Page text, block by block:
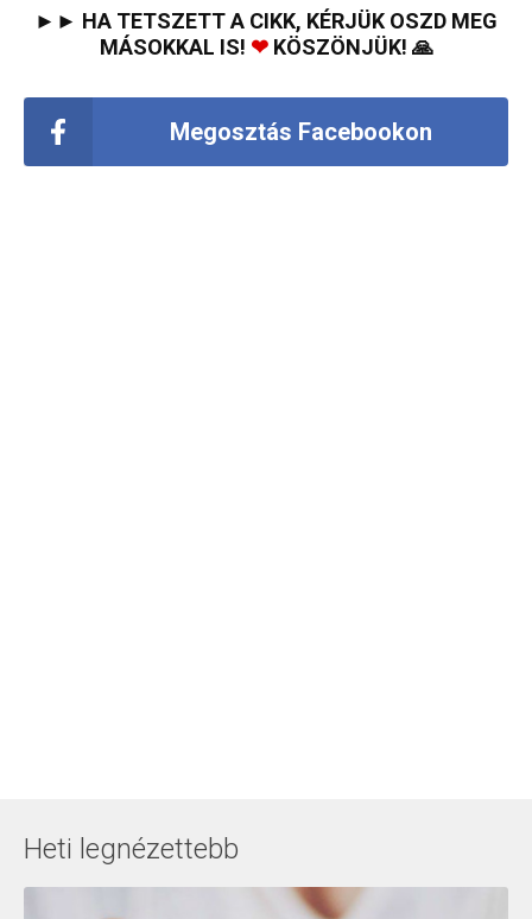
►► HA TETSZETT A CIKK, KÉRJÜK OSZD MEG
MÁSOKKAL IS! ❤KÖSZÖNJÜK! 🙏
Megosztás Facebookon
Heti legnézettebb